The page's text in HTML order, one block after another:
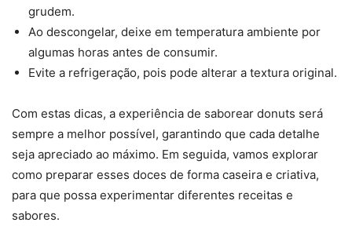
grudem.
Ao descongelar, deixe em temperatura ambiente por
algumas horas antes de consumir.
Evite a refrigeração, pois pode alterar a textura original.
Com estas dicas, a experiência de saborear donuts será
sempre a melhor possível, garantindo que cada detalhe
seja apreciado ao máximo. Em seguida, vamos explorar
como preparar esses doces de forma caseira e criativa,
para que possa experimentar diferentes receitas e
sabores.